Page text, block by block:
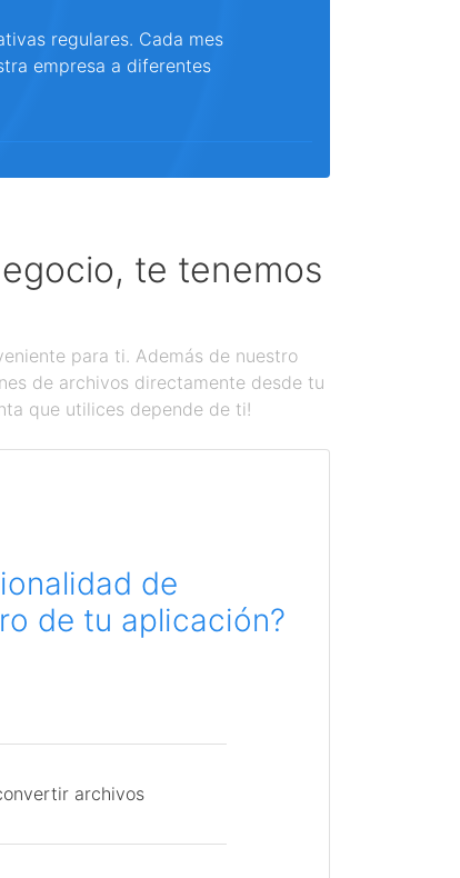
regulares. Cada mes
empresa a diferentes
te tenemos
para ti. Además de nuestro
de archivos directamente desde tu
que utilices depende de ti!
de
de tu aplicación?
archivos